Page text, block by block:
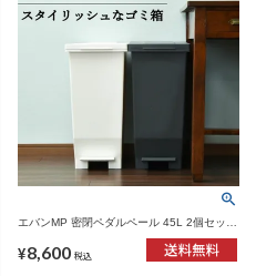
エバンMP 密閉ペダルペール 45L 2個セット
¥8,600 税込